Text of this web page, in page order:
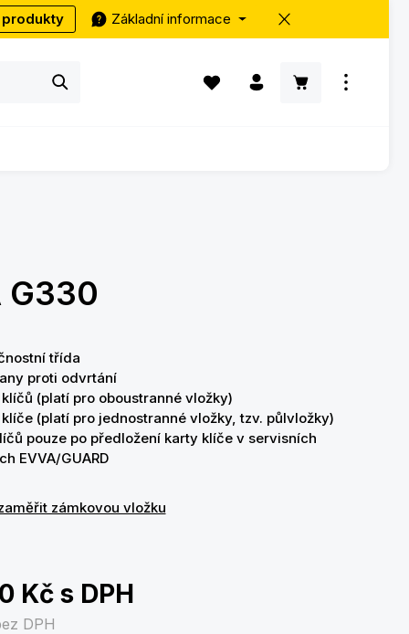
Základní informace
Máte 0 položky v seznamu přání
Nákupní košík
G330
třída
proti odvrtání
(platí pro oboustranné vložky)
(platí pro jednostranné vložky, tzv. půlvložky)
pouze po předložení karty klíče v servisních
EVVA/GUARD
zámkovou vložku
Kč s DPH
DPH